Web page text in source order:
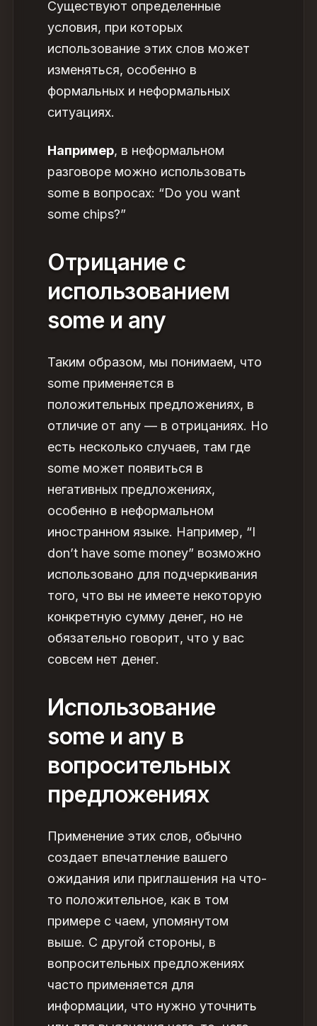
Существуют определенные
условия, при которых
использование этих слов может
изменяться, особенно в
формальных и неформальных
ситуациях.
Например, в неформальном
разговоре можно использовать
some в вопросах: “Do you want
some chips?”
Отрицание с
использованием
some и any
Таким образом, мы понимаем, что
some применяется в
положительных предложениях, в
отличие от any — в отрицаниях. Но
есть несколько случаев, там где
some может появиться в
негативных предложениях,
особенно в неформальном
иностранном языке. Например, “I
don’t have some money” возможно
использовано для подчеркивания
того, что вы не имеете некоторую
конкретную сумму денег, но не
обязательно говорит, что у вас
совсем нет денег.
Использование
some и any в
вопросительных
предложениях
Применение этих слов, обычно
создает впечатление вашего
ожидания или приглашения на что-
то положительное, как в том
примере с чаем, упомянутом
выше. С другой стороны, в
вопросительных предложениях
часто применяется для
информации, что нужно уточнить